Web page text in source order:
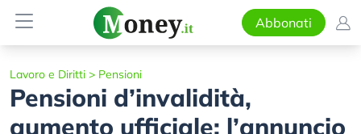
Abbonati
Lavoro e Diritti > Pensioni
Pensioni d’invalidità,
aumento ufficiale: l’annuncio